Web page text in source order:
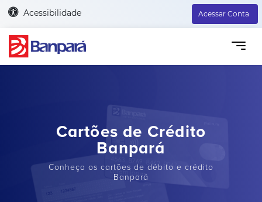
Acessibilidade Acessar Conta
Cartões de Crédito
Banpará
Conheça os cartões de débito e crédito
Banpará